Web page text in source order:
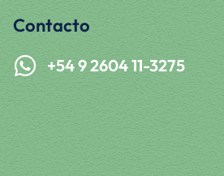
Contacto
+54 9 2604 11-3275